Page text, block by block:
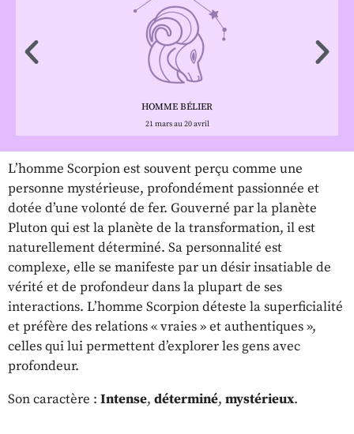
HOMME BÉLIER
21 mars au 20 avril
L’homme Scorpion est souvent perçu comme une
personne mystérieuse, profondément passionnée et
dotée d’une volonté de fer. Gouverné par la planète
Pluton qui est la planète de la transformation, il est
naturellement déterminé. Sa personnalité est
complexe, elle se manifeste par un désir insatiable de
vérité et de profondeur dans la plupart de ses
interactions. L’homme Scorpion déteste la superficialité
et préfère des relations « vraies » et authentiques »,
celles qui lui permettent d’explorer les gens avec
profondeur.
Son caractère : Intense, déterminé, mystérieux.